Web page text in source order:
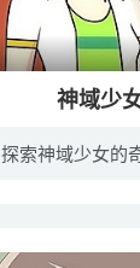
神域少
探索神域少女的